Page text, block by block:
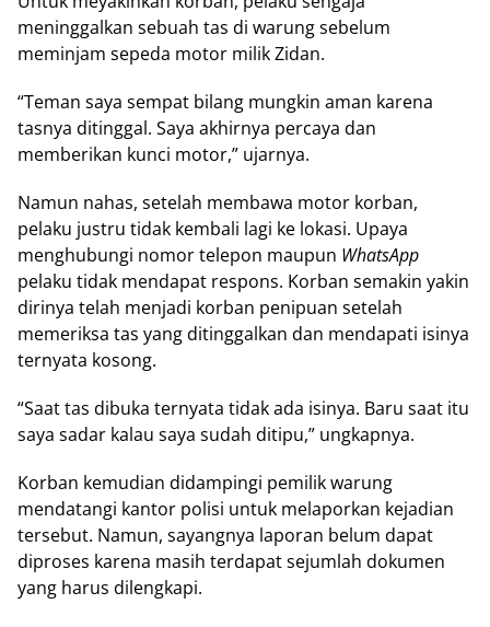
meninggalkan sebuah tas di warung sebelum
meminjam sepeda motor milik Zidan.
“Teman saya sempat bilang mungkin aman karena
tasnya ditinggal. Saya akhirnya percaya dan
memberikan kunci motor,” ujarnya.
Namun nahas, setelah membawa motor korban,
pelaku justru tidak kembali lagi ke lokasi. Upaya
menghubungi nomor telepon maupun WhatsApp
pelaku tidak mendapat respons. Korban semakin yakin
dirinya telah menjadi korban penipuan setelah
memeriksa tas yang ditinggalkan dan mendapati isinya
ternyata kosong.
“Saat tas dibuka ternyata tidak ada isinya. Baru saat itu
saya sadar kalau saya sudah ditipu,” ungkapnya.
Korban kemudian didampingi pemilik warung
mendatangi kantor polisi untuk melaporkan kejadian
tersebut. Namun, sayangnya laporan belum dapat
diproses karena masih terdapat sejumlah dokumen
yang harus dilengkapi.